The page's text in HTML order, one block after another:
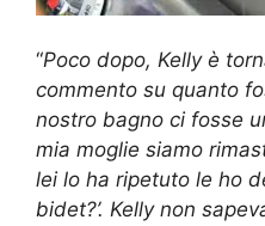
“Poco dopo, Kelly è
commento su quanto
nostro bagno ci fosse
mia moglie siamo
lei lo ha ripetuto le ho
bidet?’. Kelly non